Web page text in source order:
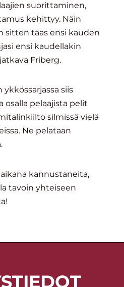
suorittaminen,
kehittyy. Näin
sitten taas ensi kauden
ensi kaudellakin
Friberg.
siis
osalla pelaajista pelit
silmissä vielä
Ne pelataan
kannustaneita,
tavoin yhteiseen